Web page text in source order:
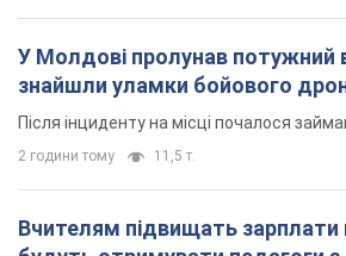
У Молдові пролунав потужний
знайшли уламки бойового
Після інциденту на місці почалося
2 години тому 11,5 т.
Вчителям підвищать зарплати